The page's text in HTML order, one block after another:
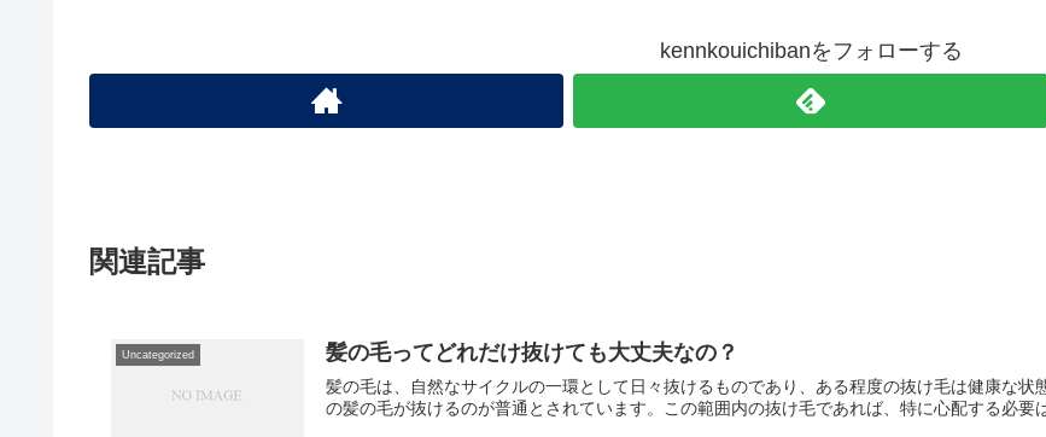
kennkouichibanをフォローする
関連記事
Uncategorized 髪の毛ってどれだけ抜けても大丈夫なの？
髪の毛は、自然なサイクルの一環として日々抜けるものであり、ある程度の抜け毛は健康な
の髪の毛が抜けるのが普通とされています。この範囲内の抜け毛であれば、特に心配する必要